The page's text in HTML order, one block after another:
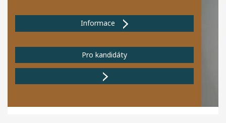
Informace
Pro kandidáty